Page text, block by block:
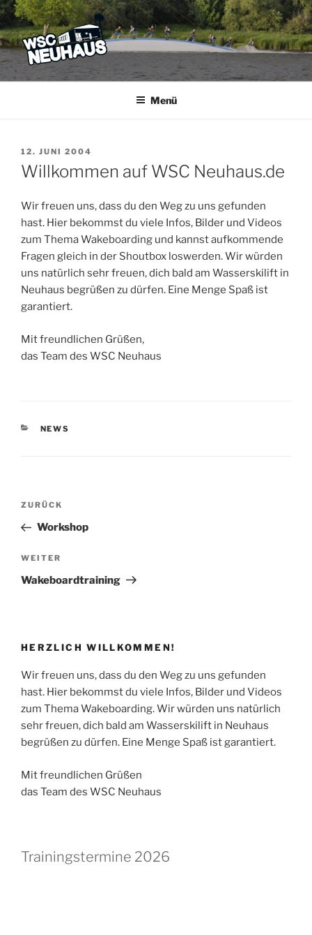
Zum
Inhalt
springen
WSC NEUHAUS
Der Verein mit dem Haus am See
Menü
VERÖFFENTLICHT
AM
12. JUNI 2004
Willkommen auf WSC Neuhaus.de
Wir freuen uns, dass du den Weg zu uns gefunden
hast. Hier bekommst du viele Infos, Bilder und Videos
zum Thema Wakeboarding und kannst aufkommende
Fragen gleich in der Shoutbox loswerden. Wir würden
uns natürlich sehr freuen, dich bald am Wasserskilift in
Neuhaus begrüßen zu dürfen. Eine Menge Spaß ist
garantiert.
Mit freundlichen Grüßen,
das Team des WSC Neuhaus
KATEGORIEN
NEWS
Beitragsnavigation
Vorheriger
Beitrag
ZURÜCK
Workshop
Nächster
Beitrag
WEITER
Wakeboardtraining
HERZLICH WILLKOMMEN!
Wir freuen uns, dass du den Weg zu uns gefunden
hast. Hier bekommst du viele Infos, Bilder und Videos
zum Thema Wakeboarding. Wir würden uns natürlich
sehr freuen, dich bald am Wasserskilift in Neuhaus
begrüßen zu dürfen. Eine Menge Spaß ist garantiert.
Mit freundlichen Grüßen
das Team des WSC Neuhaus
Trainingstermine 2026